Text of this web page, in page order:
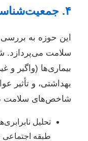
۴. جمعیت‌شناسی سلامت و اپیدمیولوژی
این حوزه به
سلامت می‌پردازد.
بیماری‌ها (واگیر و
بهداشتی، و تأثیر
شاخص‌های سلامت
تحلیل
طبقه